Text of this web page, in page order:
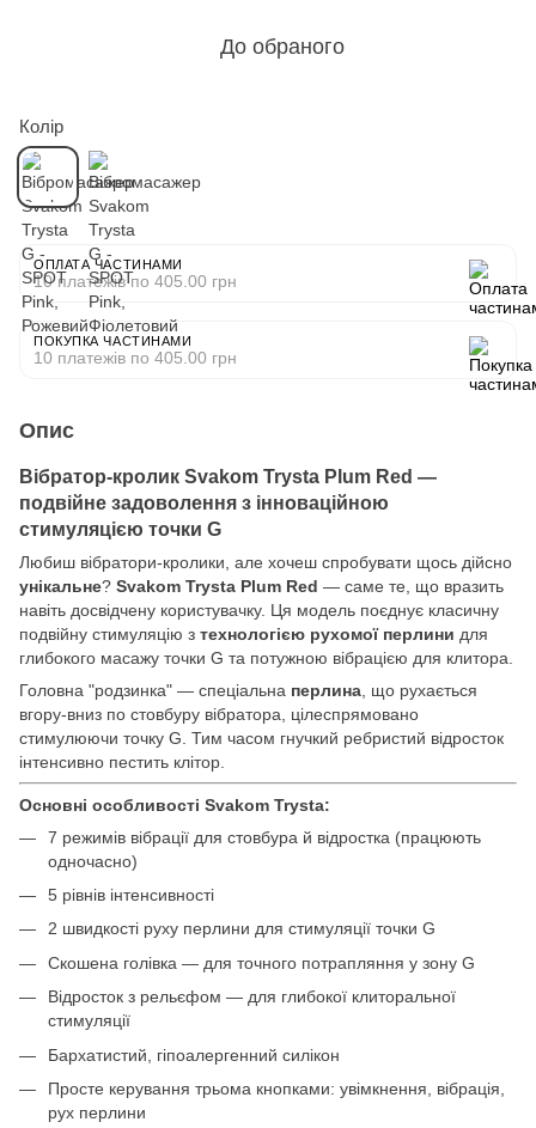
До обраного
Колір
ОПЛАТА ЧАСТИНАМИ
10 платежів по 405.00 грн
ПОКУПКА ЧАСТИНАМИ
10 платежів по 405.00 грн
Опис
Вібратор-кролик Svakom Trysta Plum Red —
подвійне задоволення з інноваційною
стимуляцією точки G
Любиш вібратори-кролики, але хочеш спробувати щось дійсно
унікальне? Svakom Trysta Plum Red — саме те, що вразить
навіть досвідчену користувачку. Ця модель поєднує класичну
подвійну стимуляцію з технологією рухомої перлини для
глибокого масажу точки G та потужною вібрацією для клитора.
Головна "родзинка" — спеціальна перлина , що рухається
вгору-вниз по стовбуру вібратора, цілеспрямовано
стимулюючи точку G. Тим часом гнучкий ребристий відросток
інтенсивно пестить клітор.
Основні особливості Svakom Trysta:
7 режимів вібрації для стовбура й відростка (працюють
одночасно)
5 рівнів інтенсивності
2 швидкості руху перлини для стимуляції точки G
Скошена голівка — для точного потрапляння у зону G
Відросток з рельєфом — для глибокої клиторальної
стимуляції
Бархатистий, гіпоалергенний силікон
Просте керування трьома кнопками: увімкнення, вібрація,
рух перлини